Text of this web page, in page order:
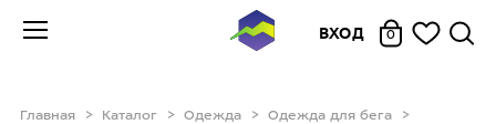
ВХОД 0
Главная Каталог Одежда
Одежда для бега